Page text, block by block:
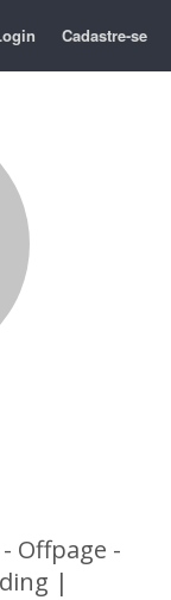
Cadastre-se
Offpage -
|